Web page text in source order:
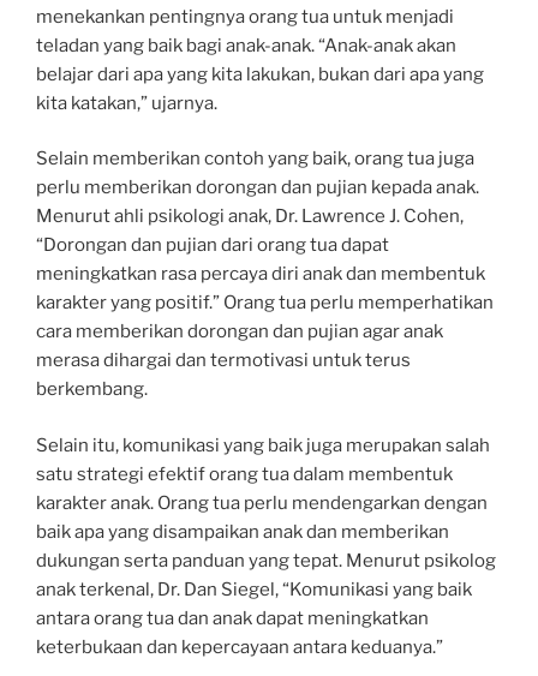
menekankan pentingnya orang tua untuk menjadi
teladan yang baik bagi anak-anak. “Anak-anak akan
belajar dari apa yang kita lakukan, bukan dari apa yang
kita katakan,” ujarnya.
Selain memberikan contoh yang baik, orang tua juga
perlu memberikan dorongan dan pujian kepada anak.
Menurut ahli psikologi anak, Dr. Lawrence J. Cohen,
“Dorongan dan pujian dari orang tua dapat
meningkatkan rasa percaya diri anak dan membentuk
karakter yang positif.” Orang tua perlu memperhatikan
cara memberikan dorongan dan pujian agar anak
merasa dihargai dan termotivasi untuk terus
berkembang.
Selain itu, komunikasi yang baik juga merupakan salah
satu strategi efektif orang tua dalam membentuk
karakter anak. Orang tua perlu mendengarkan dengan
baik apa yang disampaikan anak dan memberikan
dukungan serta panduan yang tepat. Menurut psikolog
anak terkenal, Dr. Dan Siegel, “Komunikasi yang baik
antara orang tua dan anak dapat meningkatkan
keterbukaan dan kepercayaan antara keduanya.”